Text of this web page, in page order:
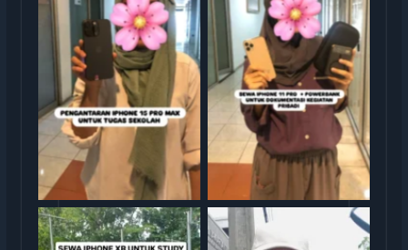
Serag Terima Sewa iPhone
15 Pro Max TransGO
Serah Terima Sewa iPhone
11 Pro TransGO